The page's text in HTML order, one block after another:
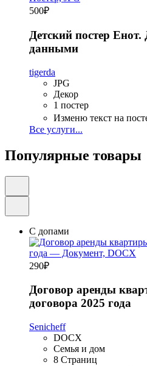
500₽
Детский постер Енот.
данными
tigerda
JPG
Декор
1 постер
Изменю текст на
Все услуги...
Популярные товары
С допами
290₽
Договор аренды
договора 2025 года
Senicheff
DOCX
Семья и дом
8 Страниц